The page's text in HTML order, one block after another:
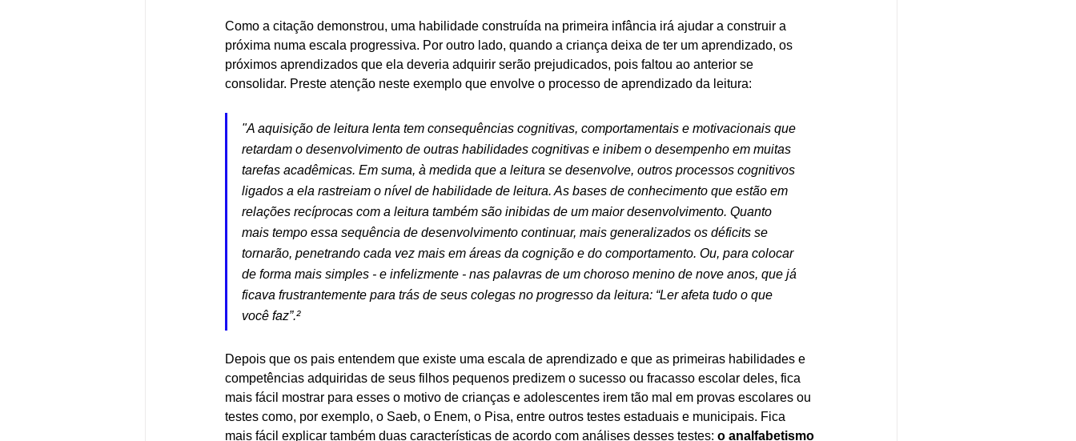
Como a citação demonstrou, uma habilidade construída na primeira infância irá ajudar a construir a
próxima numa escala progressiva. Por outro lado, quando a criança deixa de ter um aprendizado, os
próximos aprendizados que ela deveria adquirir serão prejudicados, pois faltou ao anterior se
consolidar. Preste atenção neste exemplo que envolve o processo de aprendizado da leitura:
"A aquisição de leitura lenta tem consequências cognitivas, comportamentais e motivacionais que
retardam o desenvolvimento de outras habilidades cognitivas e inibem o desempenho em muitas
tarefas acadêmicas. Em suma, à medida que a leitura se desenvolve, outros processos cognitivos
ligados a ela rastreiam o nível de habilidade de leitura. As bases de conhecimento que estão em
relações recíprocas com a leitura também são inibidas de um maior desenvolvimento. Quanto
mais tempo essa sequência de desenvolvimento continuar, mais generalizados os déficits se
tornarão, penetrando cada vez mais em áreas da cognição e do comportamento. Ou, para colocar
de forma mais simples - e infelizmente - nas palavras de um choroso menino de nove anos, que já
ficava frustrantemente para trás de seus colegas no progresso da leitura: “Ler afeta tudo o que
você faz”.²
Depois que os pais entendem que existe uma escala de aprendizado e que as primeiras habilidades e
competências adquiridas de seus filhos pequenos predizem o sucesso ou fracasso escolar deles, fica
mais fácil mostrar para esses o motivo de crianças e adolescentes irem tão mal em provas escolares ou
testes como, por exemplo, o Saeb, o Enem, o Pisa, entre outros testes estaduais e municipais. Fica
mais fácil explicar também duas características de acordo com análises desses testes: o analfabetismo